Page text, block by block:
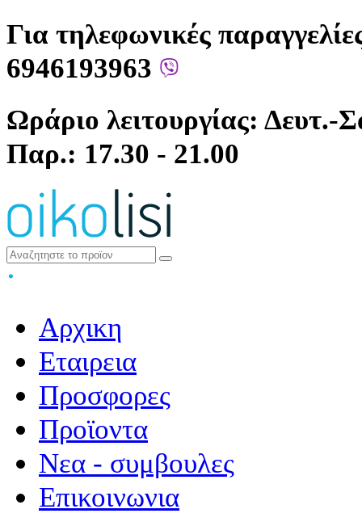
Για τηλεφωνικές
6946193963
Ωράριο λειτουργίας:
Παρ.: 17.30 - 21.00
Αρχικη
Εταιρεια
Προσφορες
Προϊοντα
Nεα - συμβουλες
Επικοινωνια